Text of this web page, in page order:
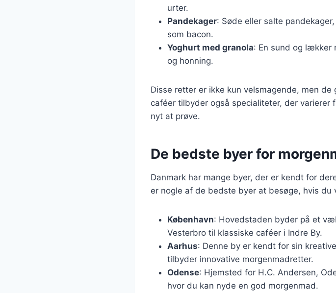
urter.
Pandekager: Søde eller salte
som bacon.
Yoghurt med granola: En sund og lækker
og honning.
Disse retter er ikke kun velsmagende, men
caféer tilbyder også specialiteter, der
nyt at prøve.
De bedste byer for
Danmark har mange byer, der er kendt for
er nogle af de bedste byer at besøge, hvis du
København: Hovedstaden byder på et
Vesterbro til klassiske caféer i Indre By.
Aarhus: Denne by er kendt for sin
tilbyder innovative morgenmadretter.
Odense: Hjemsted for H.C. Andersen,
hvor du kan nyde en god morgenmad.